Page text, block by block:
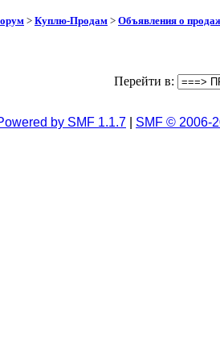
> Куплю-Продам > Объявления о
Перейти в:
by SMF 1.1.7 SMF © 2006-